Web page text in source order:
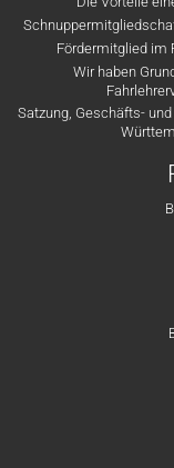
Fördermitglied im
Wir haben
Satzung, Geschäfts-